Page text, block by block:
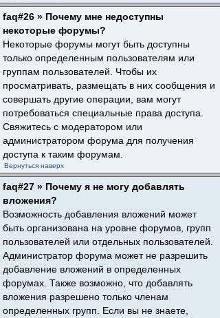
faq#26 » Почему мне недоступны
некоторые форумы?
Некоторые форумы могут быть доступны
только определенным пользователям или
группам пользователей. Чтобы их
просматривать, размещать в них сообщения и
совершать другие операции, вам могут
потребоваться специальные права доступа.
Свяжитесь с модератором или
администратором форума для получения
доступа к таким форумам.
Вернуться наверх
faq#27 » Почему я не могу добавлять
вложения?
Возможность добавления вложений может
быть организована на уровне форумов, групп
пользователей или отдельных пользователей.
Администратор форума может не разрешить
добавление вложений в определенных
форумах. Также возможно, что добавлять
вложения разрешено только членам
определенных групп. Если вы не знаете,